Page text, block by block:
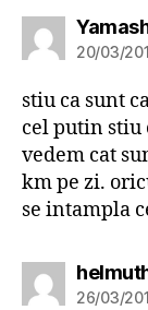
20/03/
stiu ca sunt
cel putin stiu
vedem cat
km pe zi.
se intampla
26/03/